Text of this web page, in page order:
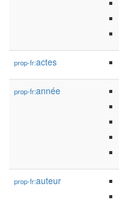
prop-fr:actes
prop-fr:année
prop-fr:auteur